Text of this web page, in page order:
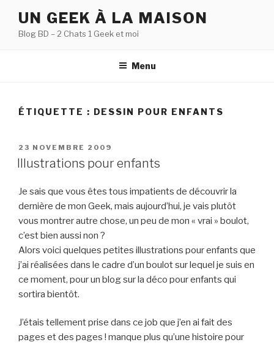
contenu
UN GEEK À LA MAISON
Blog BD – 2 Chats 1 Geek et moi
Menu
ÉTIQUETTE : DESSIN POUR ENFANTS
PUBLIÉ
LE
23 NOVEMBRE 2009
Illustrations pour enfants
Je sais que vous êtes tous impatients de découvrir la
dernière de mon Geek, mais aujourd’hui, je vais plutôt
vous montrer autre chose, un peu de mon « vrai » boulot,
c’est bien aussi non ?
Alors voici quelques petites illustrations pour enfants que
j’ai réalisées dans le cadre d’un boulot sur lequel je suis en
ce moment, pour un blog sur la déco pour enfants qui
sortira bientôt.
J’étais tellement prise dans ce job que j’en ai fait des
pages et des pages ! manque plus qu’une histoire pour